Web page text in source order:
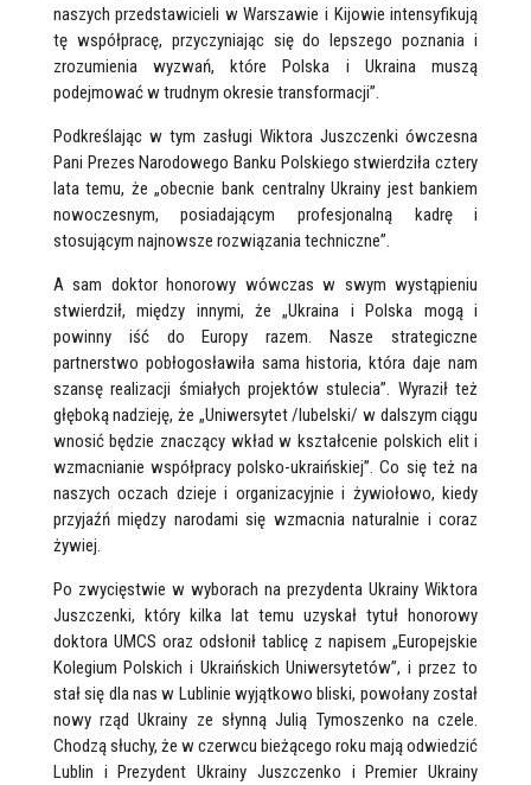
naszych przedstawicieli w Warszawie i Kijowie intensyfikują
tę współpracę, przyczyniając się do lepszego poznania i
zrozumienia wyzwań, które Polska i Ukraina muszą
podejmować w trudnym okresie transformacji”.
Podkreślając w tym zasługi Wiktora Juszczenki ówczesna
Pani Prezes Narodowego Banku Polskiego stwierdziła cztery
lata temu, że „obecnie bank centralny Ukrainy jest bankiem
nowoczesnym, posiadającym profesjonalną kadrę i
stosującym najnowsze rozwiązania techniczne”.
A sam doktor honorowy wówczas w swym wystąpieniu
stwierdził, między innymi, że „Ukraina i Polska mogą i
powinny iść do Europy razem. Nasze strategiczne
partnerstwo pobłogosławiła sama historia, która daje nam
szansę realizacji śmiałych projektów stulecia”. Wyraził też
głęboką nadzieję, że „Uniwersytet /lubelski/ w dalszym ciągu
wnosić będzie znaczący wkład w kształcenie polskich elit i
wzmacnianie współpracy polsko-ukraińskiej”. Co się też na
naszych oczach dzieje i organizacyjnie i żywiołowo, kiedy
przyjaźń między narodami się wzmacnia naturalnie i coraz
żywiej.
Po zwycięstwie w wyborach na prezydenta Ukrainy Wiktora
Juszczenki, który kilka lat temu uzyskał tytuł honorowy
doktora UMCS oraz odsłonił tablicę z napisem „Europejskie
Kolegium Polskich i Ukraińskich Uniwersytetów”, i przez to
stał się dla nas w Lublinie wyjątkowo bliski, powołany został
nowy rząd Ukrainy ze słynną Julią Tymoszenko na czele.
Chodzą słuchy, że w czerwcu bieżącego roku mają odwiedzić
Lublin i Prezydent Ukrainy Juszczenko i Premier Ukrainy